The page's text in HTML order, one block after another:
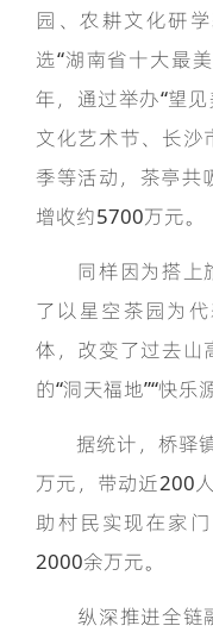
园、农耕文化研
选“湖南省十大最
年，通过举办“望
文化艺术节、长沙
季等活动，茶亭共
增收约5700万元。
同样因为搭上
了以星空茶园为
体，改变了过去山
的“洞天福地”“快乐
据统计，桥驿镇
万元，带动近200
助村民实现在家
2000余万元。
纵深推进全链